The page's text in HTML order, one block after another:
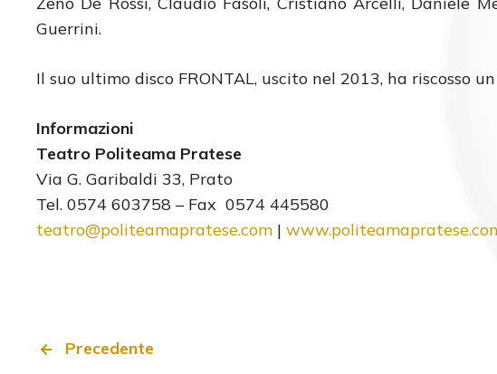
Guerrini.
Il suo ultimo disco FRONTAL, uscito nel 2013, ha riscosso
Informazioni
Teatro Politeama Pratese
Via G. Garibaldi 33, Prato
Tel. 0574 603758 – Fax 0574 445580
teatro@politeamapratese.com |
Precedente